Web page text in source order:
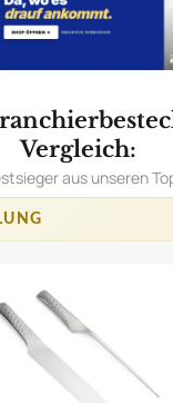
Vergleich:
aus unseren